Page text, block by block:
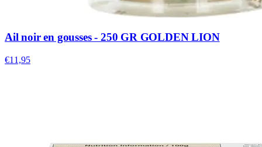
Ail noir en gousses - 250 GR GOLDEN LION
€11,95